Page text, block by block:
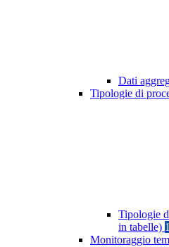
Dati
Tipologie di
Tipologie
in tabelle) 1
Monitoraggio